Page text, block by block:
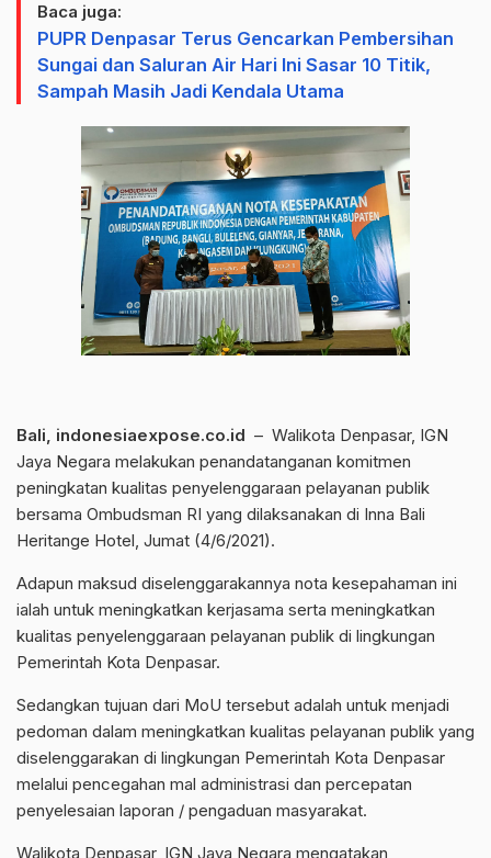
Baca juga:
PUPR Denpasar Terus Gencarkan Pembersihan
Sungai dan Saluran Air Hari Ini Sasar 10 Titik,
Sampah Masih Jadi Kendala Utama
Bali, indonesiaexpose.co.id – Walikota Denpasar, IGN
Jaya Negara melakukan penandatanganan komitmen
peningkatan kualitas penyelenggaraan pelayanan publik
bersama Ombudsman RI yang dilaksanakan di Inna Bali
Heritange Hotel, Jumat (4/6/2021).
Adapun maksud diselenggarakannya nota kesepahaman ini
ialah untuk meningkatkan kerjasama serta meningkatkan
kualitas penyelenggaraan pelayanan publik di lingkungan
Pemerintah Kota Denpasar.
Sedangkan tujuan dari MoU tersebut adalah untuk menjadi
pedoman dalam meningkatkan kualitas pelayanan publik yang
diselenggarakan di lingkungan Pemerintah Kota Denpasar
melalui pencegahan mal administrasi dan percepatan
penyelesaian laporan / pengaduan masyarakat.
Walikota Denpasar, IGN Jaya Negara mengatakan